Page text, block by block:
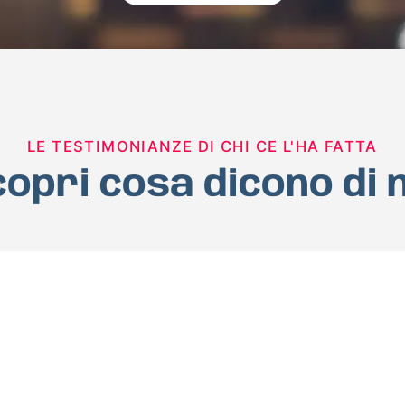
LE TESTIMONIANZE DI CHI CE L'HA FATTA
cosa dicono di